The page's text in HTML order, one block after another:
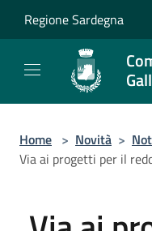
Regione Sardegna
Home > Novità >
Via ai progetti per il